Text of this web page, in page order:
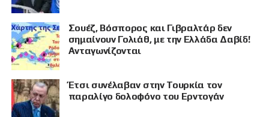
Σουέζ, Βόσπορος και Γιβραλτάρ δεν
σημαίνουν Γολιάθ, με την Ελλάδα Δαβίδ!
Ανταγωνίζονται
Έτσι συνέλαβαν στην Τουρκία τον
παραλίγο δολοφόνο του Ερντογάν